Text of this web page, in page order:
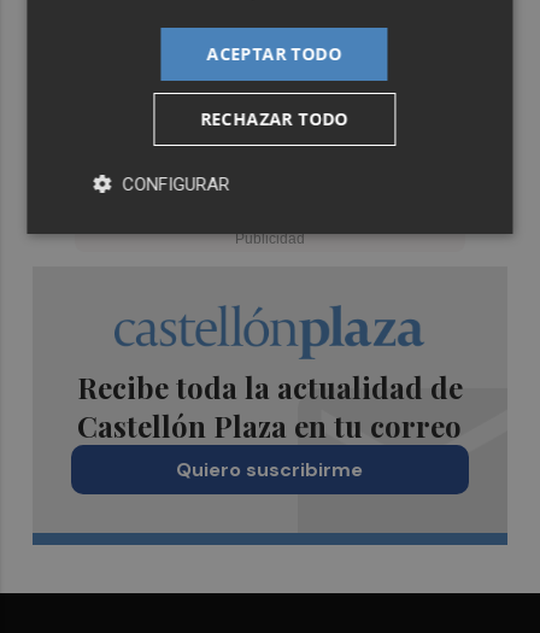
Recibe toda la actualidad de
Castellón Plaza en tu correo
Quiero suscribirme
ACEPTAR TODO
RECHAZAR TODO
CONFIGURAR